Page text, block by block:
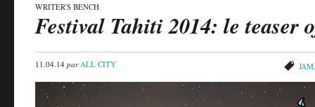
WRITER'S BENCH
Festival Tahiti 2014: le teaser
11.04.14 par ALL CITY JAM